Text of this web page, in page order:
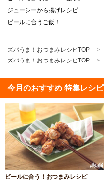
ジューシーから揚げレシピ
ビールに合うご飯！
ズバうま！おつまみレシピTOP
ズバうま！おつまみレシピTOP
今月のおすすめ 特集レシピ
ビールに合う！おつまみレシピ